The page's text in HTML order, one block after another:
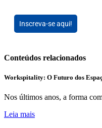
Inscreva-se aqui!
Conteúdos relacionados
Workspitality: O Futuro dos
Nos últimos anos, a forma
Leia mais